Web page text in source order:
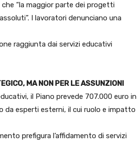
“la maggior parte dei progetti
I lavoratori denunciano una
raggiunta dai servizi educativi
MA NON PER LE ASSUNZIONI
il Piano prevede 707.000 euro in
da esperti esterni, il cui ruolo e impatto
prefigura l’affidamento di servizi